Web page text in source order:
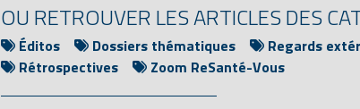
OU RETROUVER LES ARTICLES DES
Éditos Dossiers thématiques Regards
Rétrospectives
Zoom ReSanté-Vous